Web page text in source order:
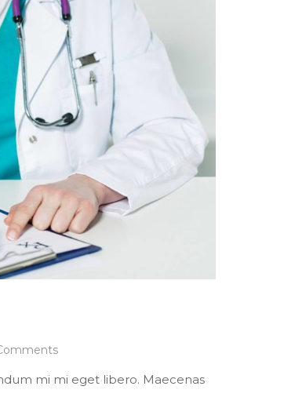
mi mi eget libero. Maecenas